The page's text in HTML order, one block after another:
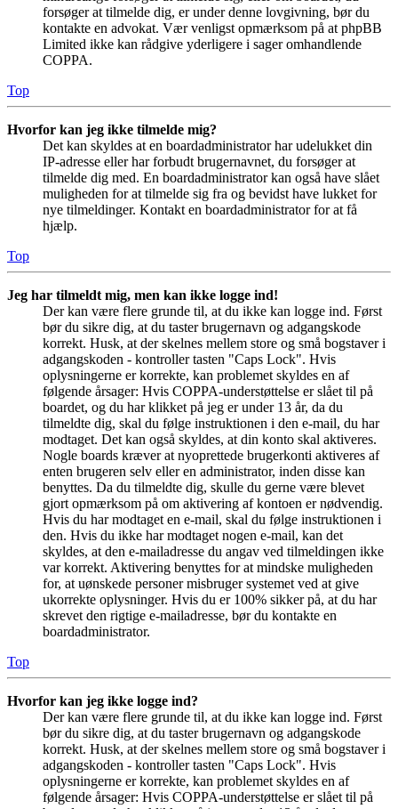
forsøger at tilmelde dig, er under denne lovgivning, bør du
kontakte en advokat. Vær venligst opmærksom på at phpBB
Limited ikke kan rådgive yderligere i sager omhandlende
COPPA.
Top
Hvorfor kan jeg ikke tilmelde mig?
Det kan skyldes at en boardadministrator har udelukket din
IP-adresse eller har forbudt brugernavnet, du forsøger at
tilmelde dig med. En boardadministrator kan også have slået
muligheden for at tilmelde sig fra og bevidst have lukket for
nye tilmeldinger. Kontakt en boardadministrator for at få
hjælp.
Top
Jeg har tilmeldt mig, men kan ikke logge ind!
Der kan være flere grunde til, at du ikke kan logge ind. Først
bør du sikre dig, at du taster brugernavn og adgangskode
korrekt. Husk, at der skelnes mellem store og små bogstaver i
adgangskoden - kontroller tasten "Caps Lock". Hvis
oplysningerne er korrekte, kan problemet skyldes en af
følgende årsager: Hvis COPPA-understøttelse er slået til på
boardet, og du har klikket på jeg er under 13 år, da du
tilmeldte dig, skal du følge instruktionen i den e-mail, du har
modtaget. Det kan også skyldes, at din konto skal aktiveres.
Nogle boards kræver at nyoprettede brugerkonti aktiveres af
enten brugeren selv eller en administrator, inden disse kan
benyttes. Da du tilmeldte dig, skulle du gerne være blevet
gjort opmærksom på om aktivering af kontoen er nødvendig.
Hvis du har modtaget en e-mail, skal du følge instruktionen i
den. Hvis du ikke har modtaget nogen e-mail, kan det
skyldes, at den e-mailadresse du angav ved tilmeldingen ikke
var korrekt. Aktivering benyttes for at mindske muligheden
for, at uønskede personer misbruger systemet ved at give
ukorrekte oplysninger. Hvis du er 100% sikker på, at du har
skrevet den rigtige e-mailadresse, bør du kontakte en
boardadministrator.
Top
Hvorfor kan jeg ikke logge ind?
Der kan være flere grunde til, at du ikke kan logge ind. Først
bør du sikre dig, at du taster brugernavn og adgangskode
korrekt. Husk, at der skelnes mellem store og små bogstaver i
adgangskoden - kontroller tasten "Caps Lock". Hvis
oplysningerne er korrekte, kan problemet skyldes en af
følgende årsager: Hvis COPPA-understøttelse er slået til på